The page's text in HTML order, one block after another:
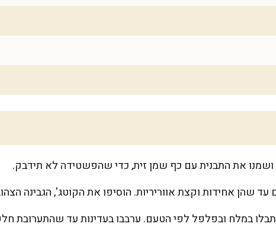
שהן אחידות וקצת אווריריות. הוסיפו את הקוטג', הגבינה
במלח ובפלפל לפי הטעם. ערבבו בעדינות עד שהתערובת